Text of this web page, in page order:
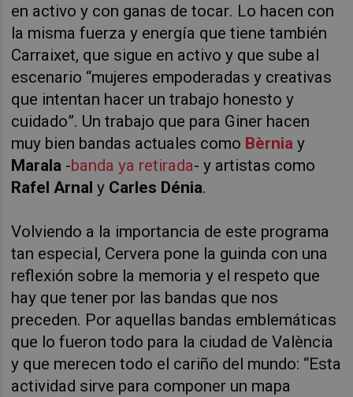
en activo y con ganas de tocar. Lo hacen con
la misma fuerza y energía que tiene también
Carraixet, que sigue en activo y que sube al
escenario “mujeres empoderadas y creativas
que intentan hacer un trabajo honesto y
cuidado”. Un trabajo que para Giner hacen
muy bien bandas actuales como Bèrnia y
Marala -banda ya retirada- y artistas como
Rafel Arnal y Carles Dénia.
Volviendo a la importancia de este programa
tan especial, Cervera pone la guinda con una
reflexión sobre la memoria y el respeto que
hay que tener por las bandas que nos
preceden. Por aquellas bandas emblemáticas
que lo fueron todo para la ciudad de València
y que merecen todo el cariño del mundo: “Esta
actividad sirve para componer un mapa